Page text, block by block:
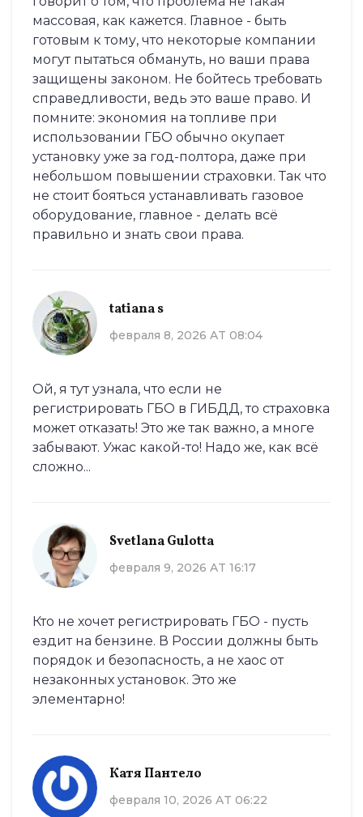
массовая, как кажется. Главное - быть
готовым к тому, что некоторые компании
могут пытаться обмануть, но ваши права
защищены законом. Не бойтесь требовать
справедливости, ведь это ваше право. И
помните: экономия на топливе при
использовании ГБО обычно окупает
установку уже за год-полтора, даже при
небольшом повышении страховки. Так что
не стоит бояться устанавливать газовое
оборудование, главное - делать всё
правильно и знать свои права.
tatiana s
февраля 8, 2026 AT 08:04
Ой, я тут узнала, что если не
регистрировать ГБО в ГИБДД, то страховка
может отказать! Это же так важно, а многе
забывают. Ужас какой-то! Надо же, как всё
сложно...
Svetlana Gulotta
февраля 9, 2026 AT 16:17
Кто не хочет регистрировать ГБО - пусть
ездит на бензине. В России должны быть
порядок и безопасность, а не хаос от
незаконных установок. Это же
элементарно!
Катя Пантело
февраля 10, 2026 AT 06:22